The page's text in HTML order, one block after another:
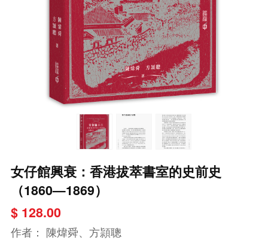
女仔館興衰：香港拔萃書室的史前史
（1860—1869）
$ 128.00
作者： 陳煒舜、方頴聰